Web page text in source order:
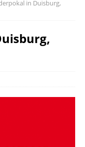
in Duisburg,